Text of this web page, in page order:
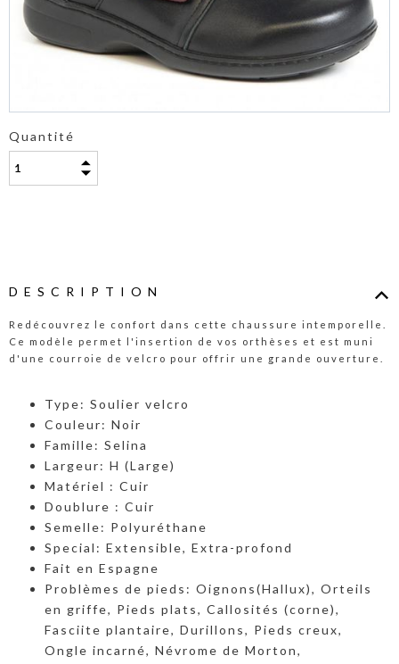
Quantité
DESCRIPTION
Redécouvrez le confort dans cette chaussure intemporelle.
Ce modèle permet l'insertion de vos orthèses et est muni
d'une courroie de velcro pour offrir une grande ouverture.
Type: Soulier velcro
Couleur: Noir
Famille: Selina
Largeur: H (Large)
Matériel : Cuir
Doublure : Cuir
Semelle: Polyuréthane
Special: Extensible, Extra-profond
Fait en Espagne
Problèmes de pieds: Oignons(Hallux), Orteils
en griffe, Pieds plats, Callosités (corne),
Fasciite plantaire, Durillons, Pieds creux,
Ongle incarné, Névrome de Morton,